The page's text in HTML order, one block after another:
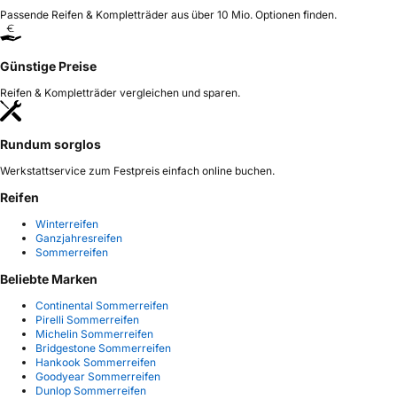
Passende Reifen & Kompletträder aus über 10 Mio. Optionen finden.
Günstige Preise
Reifen & Kompletträder vergleichen und sparen.
Rundum sorglos
Werkstattservice zum Festpreis einfach online buchen.
Reifen
Winterreifen
Ganzjahresreifen
Sommerreifen
Beliebte Marken
Continental Sommerreifen
Pirelli Sommerreifen
Michelin Sommerreifen
Bridgestone Sommerreifen
Hankook Sommerreifen
Goodyear Sommerreifen
Dunlop Sommerreifen